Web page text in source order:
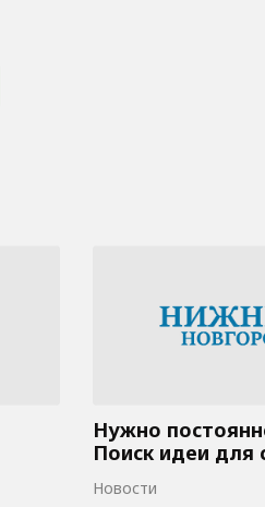
Нужно
Поиск идеи для
Новости